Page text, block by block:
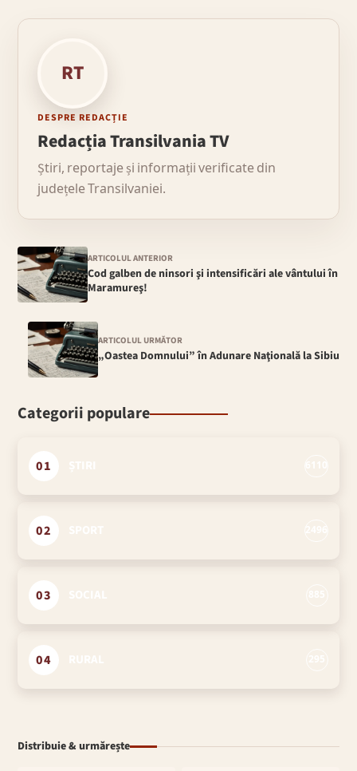
RT
DESPRE REDACȚIE
Redacția Transilvania TV
Știri, reportaje și informații verificate din
județele Transilvaniei.
ARTICOLUL ANTERIOR
Cod galben de ninsori şi intensificări ale vântului în
Maramureş!
ARTICOLUL URMĂTOR
„Oastea Domnului” în Adunare Naţională la Sibiu
Categorii populare
01
02
03
04
Distribuie & urmărește